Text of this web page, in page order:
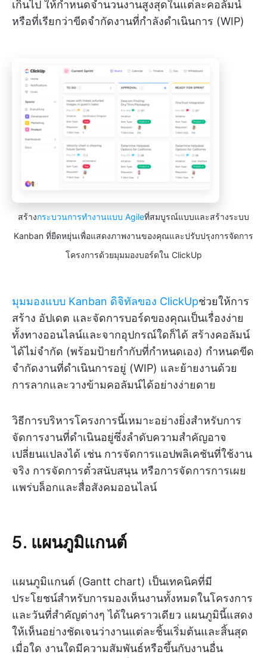
เกินไป ให้กำหนดจำนวนงานสูงสุดในแต่ละคอลัมน์
หรือที่เรียกว่าขีดจำกัดงานที่กำลังดำเนินการ (WIP)
สร้างกระบวนการทำงานแบบ Agileที่สมบูรณ์แบบและสร้างระบบ
Kanban ที่ยืดหยุ่นเพื่อแสดงภาพงานของคุณและปรับปรุงการจัดการ
โครงการด้วยมุมมองบอร์ดใน ClickUp
มุมมองแบบ Kanban ดิจิทัลของ ClickUpช่วยให้การ
สร้าง อัปเดต และจัดการบอร์ดของคุณเป็นเรื่องง่าย
ทั้งทางออนไลน์และจากอุปกรณ์ใดก็ได้ สร้างคอลัมน์
ได้ไม่จำกัด (พร้อมป้ายกำกับที่กำหนดเอง) กำหนดขีด
จำกัดงานที่ดำเนินการอยู่ (WIP) และย้ายงานด้วย
การลากและวางข้ามคอลัมน์ได้อย่างง่ายดาย
วิธีการบริหารโครงการนี้เหมาะอย่างยิ่งสำหรับการ
จัดการงานที่ดำเนินอยู่ซึ่งลำดับความสำคัญอาจ
เปลี่ยนแปลงได้ เช่น การจัดการแอปพลิเคชันที่ใช้งาน
จริง การจัดการตั๋วสนับสนุน หรือการจัดการการเผย
แพร่บล็อกและสื่อสังคมออนไลน์
5. แผนภูมิแกนต์
แผนภูมิแกนต์ (Gantt chart) เป็นเทคนิคที่มี
ประโยชน์สำหรับการมองเห็นงานทั้งหมดในโครงการ
และวันที่สำคัญต่างๆ ได้ในคราวเดียว แผนภูมินี้แสดง
ให้เห็นอย่างชัดเจนว่างานแต่ละชิ้นเริ่มต้นและสิ้นสุด
เมื่อใด งานใดมีความสัมพันธ์หรือขึ้นกับงานอื่น